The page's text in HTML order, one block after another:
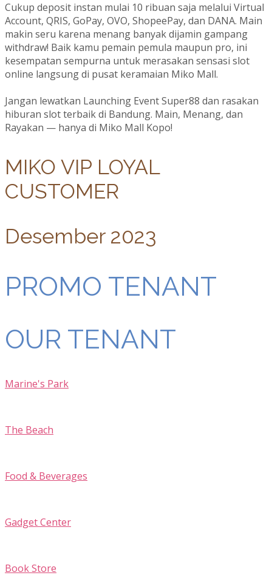
Cukup deposit instan mulai 10 ribuan saja melalui Virtual
Account, QRIS, GoPay, OVO, ShopeePay, dan DANA. Main
makin seru karena menang banyak dijamin gampang
withdraw! Baik kamu pemain pemula maupun pro, ini
kesempatan sempurna untuk merasakan sensasi slot
online langsung di pusat keramaian Miko Mall.
Jangan lewatkan Launching Event Super88 dan rasakan
hiburan slot terbaik di Bandung. Main, Menang, dan
Rayakan — hanya di Miko Mall Kopo!
MIKO VIP LOYAL
CUSTOMER
Desember 2023
PROMO TENANT
OUR TENANT
Marine's Park
The Beach
Food & Beverages
Gadget Center
Book Store